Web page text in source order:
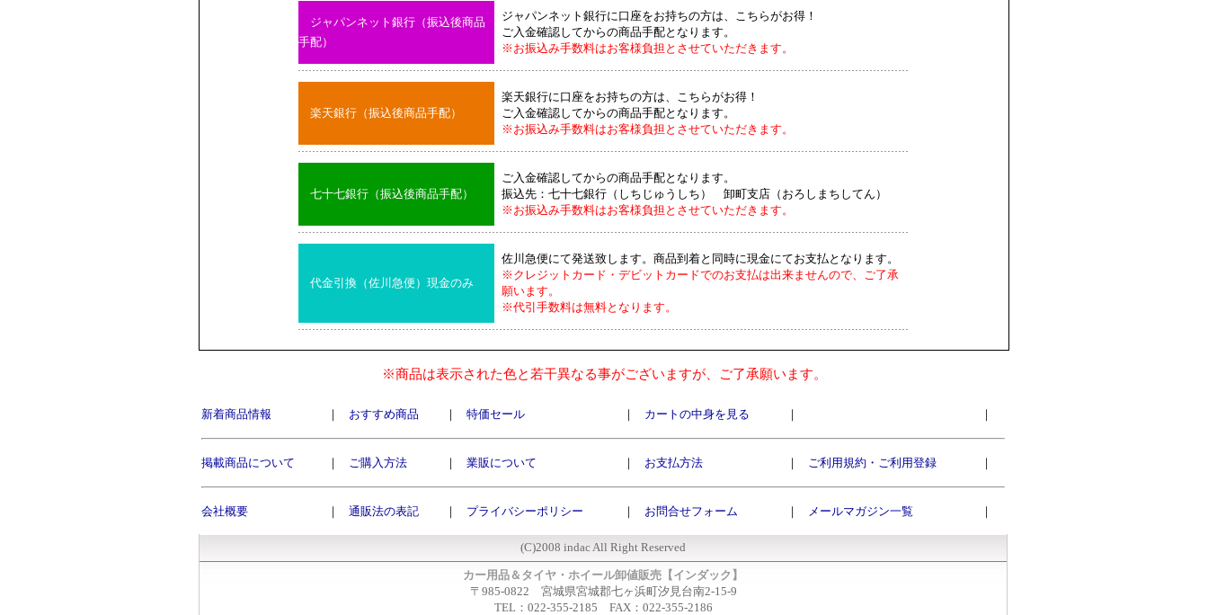
ジャパンネット銀行（振込後商品
手配）
ジャパンネット銀行に口座をお持ちの方は、こちらがお得！
ご入金確認してからの商品手配となります。
※お振込み手数料はお客様負担とさせていただきます。
楽天銀行（振込後商品手配）
楽天銀行に口座をお持ちの方は、こちらがお得！
ご入金確認してからの商品手配となります。
※お振込み手数料はお客様負担とさせていただきます。
七十七銀行（振込後商品手配）
ご入金確認してからの商品手配となります。
振込先：七十七銀行（しちじゅうしち） 卸町支店（おろしまちしてん）
※お振込み手数料はお客様負担とさせていただきます。
代金引換（佐川急便）現金のみ
佐川急便にて発送致します。商品到着と同時に現金にてお支払となります。
※クレジットカード・デビットカードでのお支払は出来ませんので、ご了承
願います。
※代引手数料は無料となります。
※商品は表示された色と若干異なる事がございますが、ご了承願います。
新着商品情報 ｜ おすすめ商品 ｜ 特価セール ｜ カートの中身を見る ｜ ｜
掲載商品について ｜ ご購入方法 ｜ 業販について ｜ お支払方法 ｜ ご利用規約・ご利用登録 ｜
会社概要 ｜ 通販法の表記 ｜ プライバシーポリシー ｜ お問合せフォーム ｜ メールマガジン一覧 ｜
(C)2008 indac All Right Reserved
カー用品＆タイヤ・ホイール卸値販売【インダック】
〒985-0822 宮城県宮城郡七ヶ浜町汐見台南2-15-9
TEL：022-355-2185 FAX：022-355-2186